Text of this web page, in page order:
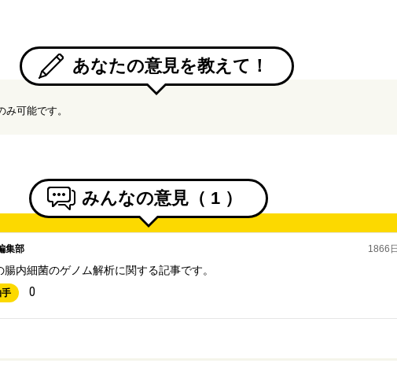
あなたの意見を教えて！
み可能です。
みんなの意見（ 1 ）
集部 1866
腸内細菌のゲノム解析に関する記事です。
0